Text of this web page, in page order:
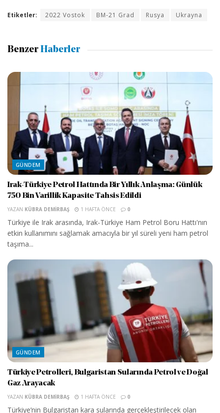
Etiketler: 2022 Vostok BM-21 Grad Rusya Ukrayna
Benzer Haberler
GÜNDEM
Irak-Türkiye Petrol Hattında Bir Yıllık Anlaşma: Günlük
750 Bin Varillik Kapasite Tahsis Edildi
YAZAN KÜBRA DEMIRBAŞ 1 HAFTA ÖNCE 0
Türkiye ile Irak arasında, Irak-Türkiye Ham Petrol Boru Hattı'nın
etkin kullanımını sağlamak amacıyla bir yıl süreli yeni ham petrol
taşıma...
GÜNDEM
Türkiye Petrolleri, Bulgaristan Sularında Petrol ve Doğal
Gaz Arayacak
YAZAN KÜBRA DEMIRBAŞ 1 HAFTA ÖNCE 0
Türkiye’nin Bulgaristan kara sularında gerçekleştirilecek olan